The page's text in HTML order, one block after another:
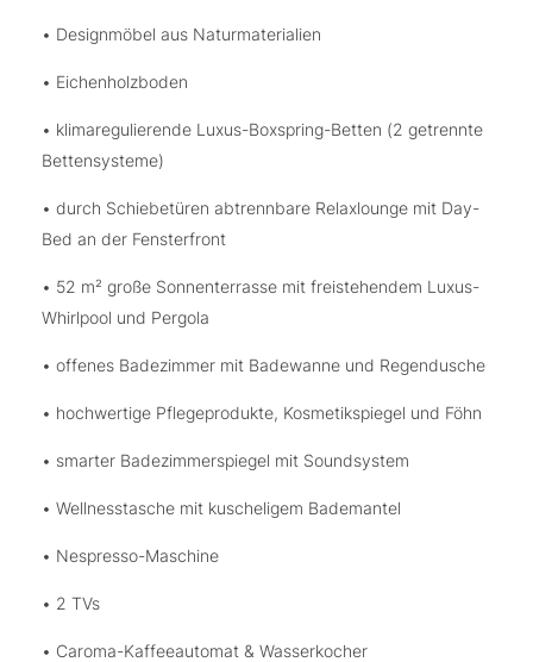
• Designmöbel aus Naturmaterialien
• Eichenholzboden
• klimaregulierende Luxus-Boxspring-Betten (2 getrennte
Bettensysteme)
• durch Schiebetüren abtrennbare Relaxlounge mit Day-
Bed an der Fensterfront
• 52 m² große Sonnenterrasse mit freistehendem Luxus-
Whirlpool und Pergola
• offenes Badezimmer mit Badewanne und Regendusche
• hochwertige Pflegeprodukte, Kosmetikspiegel und Föhn
• smarter Badezimmerspiegel mit Soundsystem
• Wellnesstasche mit kuscheligem Bademantel
• Nespresso-Maschine
• 2 TVs
• Caroma-Kaffeeautomat & Wasserkocher